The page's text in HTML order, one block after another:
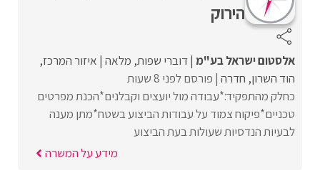
הירוק
אלסטום ישראל בע"מ דוברי שפות מלאה איזור המרכז
הוד השרון חדרה פורסם לפני 8 שעות
כחלק מהתפקיד:*עבודה מול יועצים וקבלנים*הכנת מפרטים
טכניים*פיקוח צמוד על עבודות הביצוע בשטח*מתן מענה
לבעיות הנדסיות שעולות בעת הביצוע
מידע על המשרה